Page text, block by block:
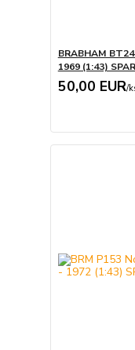
BRABHAM
1969 (1:43)
50,00 EUR/